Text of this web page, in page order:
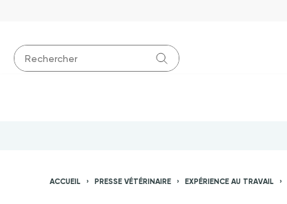
ACCUEIL PRESSE VÉTÉRINAIRE EXPÉRIENCE AU TRAVAIL